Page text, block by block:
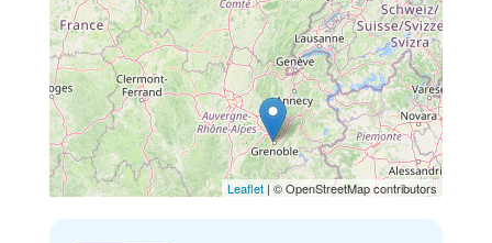
Leaflet | © OpenStreetMap contributors